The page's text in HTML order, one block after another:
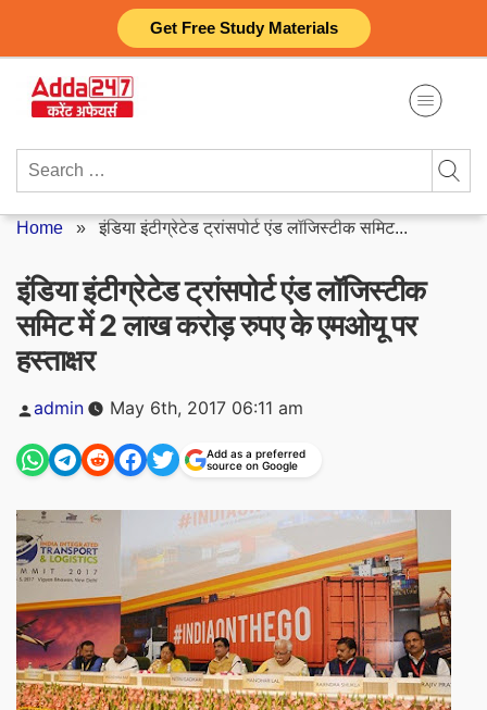
Get Free Study Materials
content
Search
Home »इंडिया इंटीग्रेटेड ट्रांसपोर्ट एंड लॉजिस्टीक समिट...
इंडिया इंटीग्रेटेड ट्रांसपोर्ट एंड लॉजिस्टीक
समिट में 2 लाख करोड़ रुपए के एमओयू पर
हस्ताक्षर
Posted
by
admin May 6th, 2017 06:11 am
Add as a preferred
source on Google